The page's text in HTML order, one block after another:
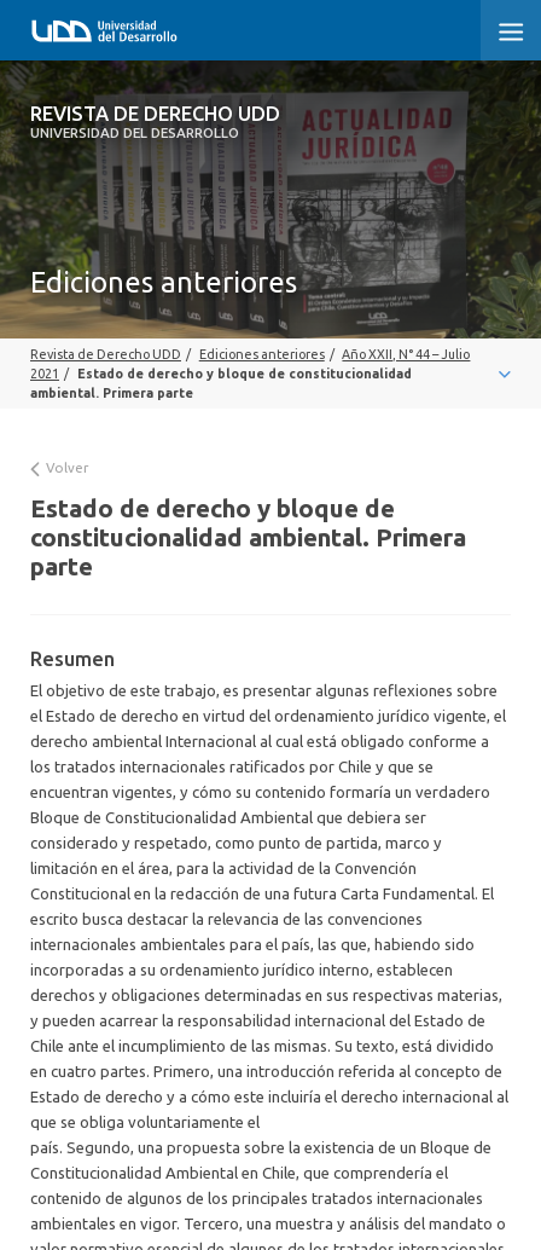
REVISTA DE DERECHO UDD
UNIVERSIDAD DEL DESARROLLO
REVISTA DE DERECHO UDD
INICIO
ACERCA DE LA REVISTA
EDICIONES ANTERIORES
CONVOCATORIA
CONTACTO Y SUSCRIPCIÓN
Ediciones anteriores
Revista de Derecho UDD / Ediciones anteriores / Año XXII, N° 44 – Julio
2021 /
Estado de derecho y bloque de constitucionalidad
ambiental. Primera parte
Volver
Estado de derecho y bloque de
constitucionalidad ambiental. Primera
parte
Resumen
El objetivo de este trabajo, es presentar algunas reflexiones sobre
el Estado de derecho en virtud del ordenamiento jurídico vigente, el
derecho ambiental Internacional al cual está obligado conforme a
los tratados internacionales ratificados por Chile y que se
encuentran vigentes, y cómo su contenido formaría un verdadero
Bloque de Constitucionalidad Ambiental que debiera ser
considerado y respetado, como punto de partida, marco y
limitación en el área, para la actividad de la Convención
Constitucional en la redacción de una futura Carta Fundamental. El
escrito busca destacar la relevancia de las convenciones
internacionales ambientales para el país, las que, habiendo sido
incorporadas a su ordenamiento jurídico interno, establecen
derechos y obligaciones determinadas en sus respectivas materias,
y pueden acarrear la responsabilidad internacional del Estado de
Chile ante el incumplimiento de las mismas. Su texto, está dividido
en cuatro partes. Primero, una introducción referida al concepto de
Estado de derecho y a cómo este incluiría el derecho internacional al
que se obliga voluntariamente el
país. Segundo, una propuesta sobre la existencia de un Bloque de
Constitucionalidad Ambiental en Chile, que comprendería el
contenido de algunos de los principales tratados internacionales
ambientales en vigor. Tercero, una muestra y análisis del mandato o